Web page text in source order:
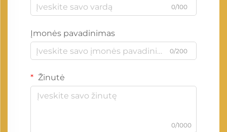
0/100
Įmonės pavadinimas
0/200
Žinutė
0/1000